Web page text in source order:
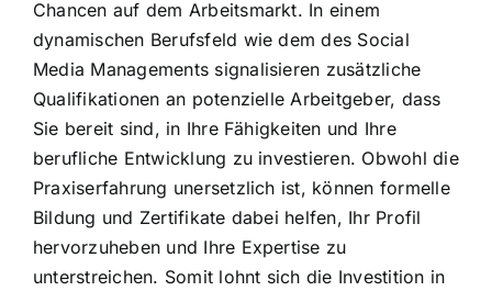
Chancen auf dem Arbeitsmarkt. In einem
dynamischen Berufsfeld wie dem des Social
Media Managements signalisieren zusätzliche
Qualifikationen an potenzielle Arbeitgeber, dass
Sie bereit sind, in Ihre Fähigkeiten und Ihre
berufliche Entwicklung zu investieren. Obwohl die
Praxiserfahrung unersetzlich ist, können formelle
Bildung und Zertifikate dabei helfen, Ihr Profil
hervorzuheben und Ihre Expertise zu
unterstreichen. Somit lohnt sich die Investition in